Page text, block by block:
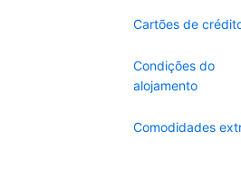
Cartões de
Condições do
alojamento
Comodidades